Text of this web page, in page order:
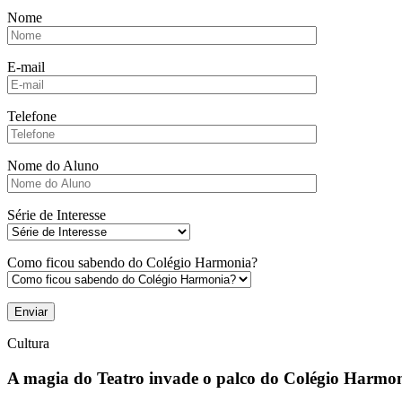
Nome
E-mail
Telefone
Nome do Aluno
Série de Interesse
Como ficou sabendo do Colégio Harmonia?
Cultura
A magia do Teatro invade o palco do Colégio